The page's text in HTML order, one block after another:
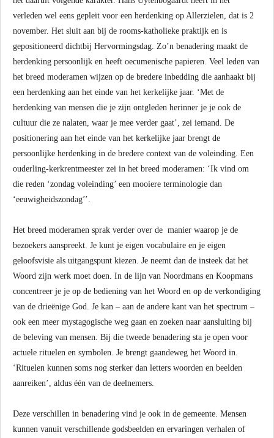
verleden wel eens gepleit voor een herdenking op Allerzielen, dat is 2
november. Het sluit aan bij de rooms-katholieke praktijk en is
gepositioneerd dichtbij Hervormingsdag. Zo’n benadering maakt de
herdenking persoonlijk en heeft oecumenische papieren. Veel leden van
het breed moderamen wijzen op de bredere inbedding die aanhaakt bij
een herdenking aan het einde van het kerkelijke jaar. ‘Met de
herdenking van mensen die je zijn ontgleden herinner je je ook de
cultuur die ze nalaten, waar je mee verder gaat’, zei iemand. De
positionering aan het einde van het kerkelijke jaar brengt de
persoonlijke herdenking in de bredere context van de voleinding. Een
ouderling-kerkrentmeester zei in het breed moderamen: ‘Ik vind om
die reden ‘zondag voleinding’ een mooiere terminologie dan
‘eeuwigheidszondag’’.
Het breed moderamen sprak verder over de manier waarop je de
bezoekers aanspreekt. Je kunt je eigen vocabulaire en je eigen
geloofsvisie als uitgangspunt kiezen. Je neemt dan de insteek dat het
Woord zijn werk moet doen. In de lijn van Noordmans en Koopmans
concentreer je je op de bediening van het Woord en op de verkondiging
van de drieënige God. Je kan – aan de andere kant van het spectrum –
ook een meer mystagogische weg gaan en zoeken naar aansluiting bij
de beleving van mensen. Bij die tweede benadering sta je open voor
actuele rituelen en symbolen. Je brengt gaandeweg het Woord in.
‘Rituelen kunnen soms nog sterker dan letters woorden en beelden
aanreiken’, aldus één van de deelnemers.
Deze verschillen in benadering vind je ook in de gemeente. Mensen
kunnen vanuit verschillende godsbeelden en ervaringen verhalen of